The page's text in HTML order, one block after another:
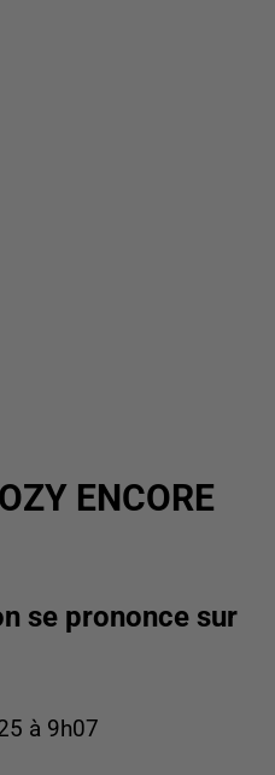
ENCORE
se prononce sur
à 9h07